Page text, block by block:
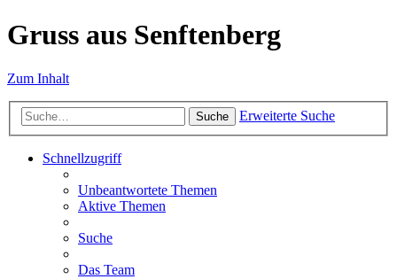
Gruss aus Senftenberg
Zum Inhalt
Suche Erweiterte Suche
Schnellzugriff
Unbeantwortete Themen
Aktive Themen
Suche
Das Team